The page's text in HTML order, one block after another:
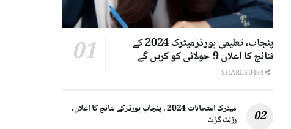
پنجاب، تعلیمی بورڈزمیٹرک 2024 کے
نتائج کا اعلان 9 جولائی کو کریں گے
میٹرک امتحانات 2024 ، پنجاب بورڈزکے نتائج کا اعلان،
رزلٹ گزٹ